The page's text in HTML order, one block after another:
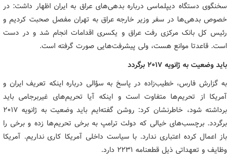
سخنگوی دستگاه دیپلماسی درباره بدهی‌های عراق به ایران اظهار داشت: در
خصوص بدهی‌ها در سفر وزیر خارجه عراق به تهران مفصل صحبت کردیم و
رئیس کل بانک مرکزی رفت عراق و یکسری اقدامات انجام شد و در دست
است. قاعدتا موانع هست، ولی پیشرفت‌هایی صورت گرفته است.
باید وضعیت به ژانویه ۲۰۱۷ برگردد
به گزارش فارس، خطیب‌زاده در پاسخ به سؤالی درباره اینکه تعریف ایران و
آمریکا از تحریم‌ها متفاوت است و اینکه آیا تحریم‌های غیربرجامی باید
برداشته شود، خاطرنشان کرد: روشن گفته‌ایم باید وضعیت به ژانویه ۲۰۱۷
برگردد. برچسب‌های خیالی که دولت ترامپ به برخی تحریم‌ها زده و برخی را
باز اعمال کرده اعتباری ندارد. با سیاست داخلی آمریکا کاری نداریم. آمریکا
وظایف و تعهداتی ذیل قطعنامه ۲۲۳۱ دارد.